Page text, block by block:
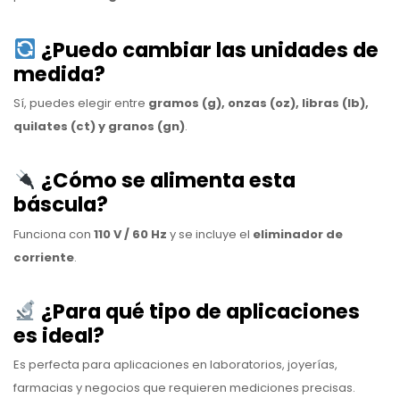
¿Puedo cambiar las unidades de
medida?
Sí, puedes elegir entre gramos (g), onzas (oz), libras (lb),
quilates (ct) y granos (gn).
¿Cómo se alimenta esta
báscula?
Funciona con 110 V / 60 Hz y se incluye el eliminador de
corriente.
¿Para qué tipo de aplicaciones
es ideal?
Es perfecta para aplicaciones en laboratorios, joyerías,
farmacias y negocios que requieren mediciones precisas.